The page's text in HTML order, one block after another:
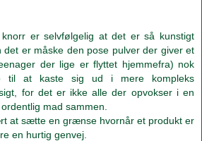
knorr er selvfølgelig at det er så kunstigt
det er måske den pose pulver der giver et
der lige er flyttet hjemmefra) nok
til at kaste sig ud i mere kompleks
for det er ikke alle der opvokser i en
mad sammen.
at sætte en grænse hvornår et produkt er
en hurtig genvej.